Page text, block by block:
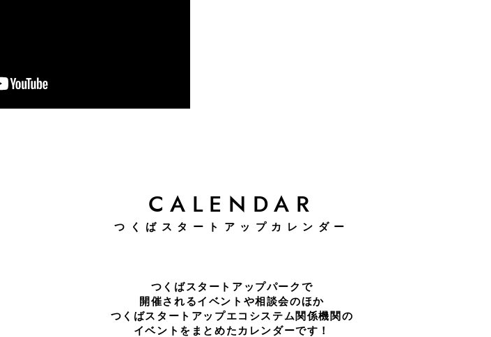
CALENDAR
つくばスタートアップカレンダー
つくばスタートアップパークで
開催されるイベントや相談会のほか
つくばスタートアップエコシステム関係機関の
イベントをまとめたカレンダーです！